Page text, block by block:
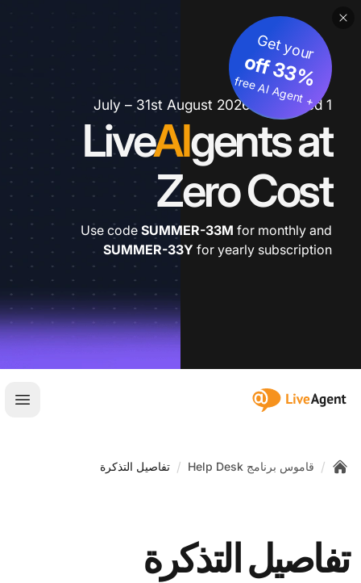
1 July – 31st August 2026 *extended
LiveAIgents at
Zero Cost
Get your
3
3
%
o
ff
+
fre
e
A
I A
g
e
nt
Use code SUMMER-33M for monthly and
SUMMER-33Y for yearly subscription
:site.title
فتح
/ قاموس برنامج Help Desk / تفاصيل التذكرة
تفاصيل التذكرة